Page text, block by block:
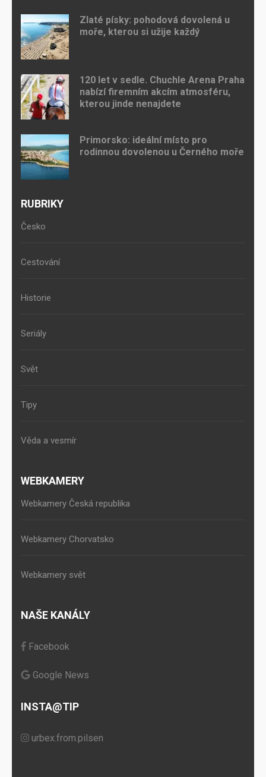
Zlaté písky: pohodová dovolená u
moře, kterou si užije každý
120 let v sedle. Chuchle Arena Praha
nabízí firemním akcím atmosféru,
kterou jinde nenajdete
Primorsko: ideální místo pro
rodinnou dovolenou u Černého moře
RUBRIKY
Česko
Cestování
Historie
Seriály
Svět
Tipy
Věda a vesmír
WEBKAMERY
Webkamery Česká republika
Webkamery Chorvatsko
Webkamery svět
NAŠE KANÁLY
Facebook
Google News
INSTA@TIP
urbex.from.pilsen